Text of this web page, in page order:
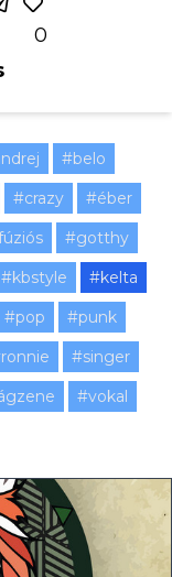
0
#belo
#crazy
#éber
#gotthy
#kbstyle
#kelta
#pop
#punk
#singer
#vokal